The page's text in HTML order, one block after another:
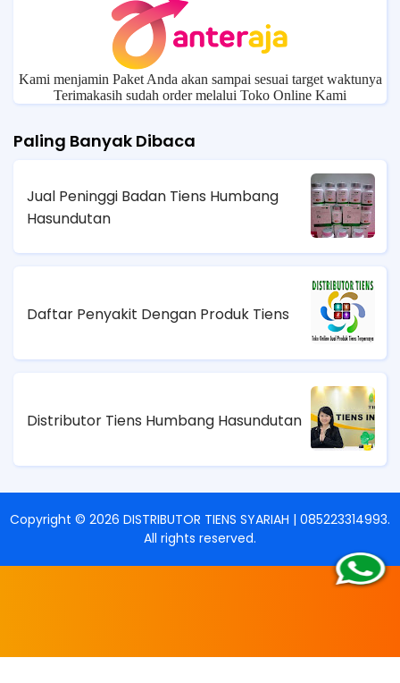
Kami menjamin Paket Anda akan sampai sesuai target waktunya
Terimakasih sudah order melalui Toko Online Kami
Paling Banyak Dibaca
Jual Peninggi Badan Tiens Humbang
Hasundutan
Daftar Penyakit Dengan Produk Tiens
Distributor Tiens Humbang Hasundutan
Copyright © 2026 DISTRIBUTOR TIENS SYARIAH | 085223314993.
All rights reserved.